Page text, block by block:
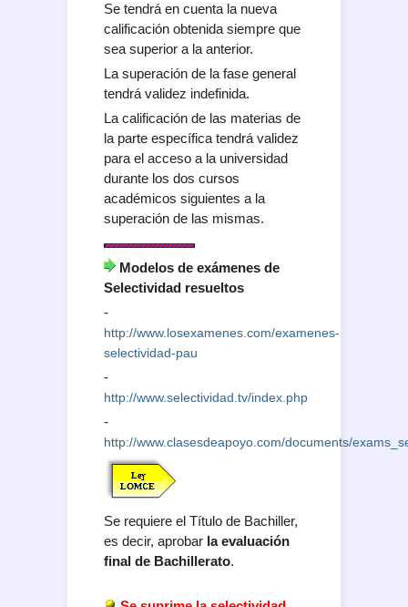
Se tendrá en cuenta la nueva
calificación obtenida siempre que
sea superior a la anterior.
La superación de la fase general
tendrá validez indefinida.
La calificación de las materias de
la parte específica tendrá validez
para el acceso a la universidad
durante los dos cursos
académicos siguientes a la
superación de las mismas.
Modelos de exámenes de
Selectividad resueltos
-
http://www.losexamenes.com/examenes-
selectividad-pau
-
http://www.selectividad.tv/index.php
-
http://www.clasesdeapoyo.com/documents/
Se requiere el Título de Bachiller,
es decir, aprobar la evaluación
final de Bachillerato.